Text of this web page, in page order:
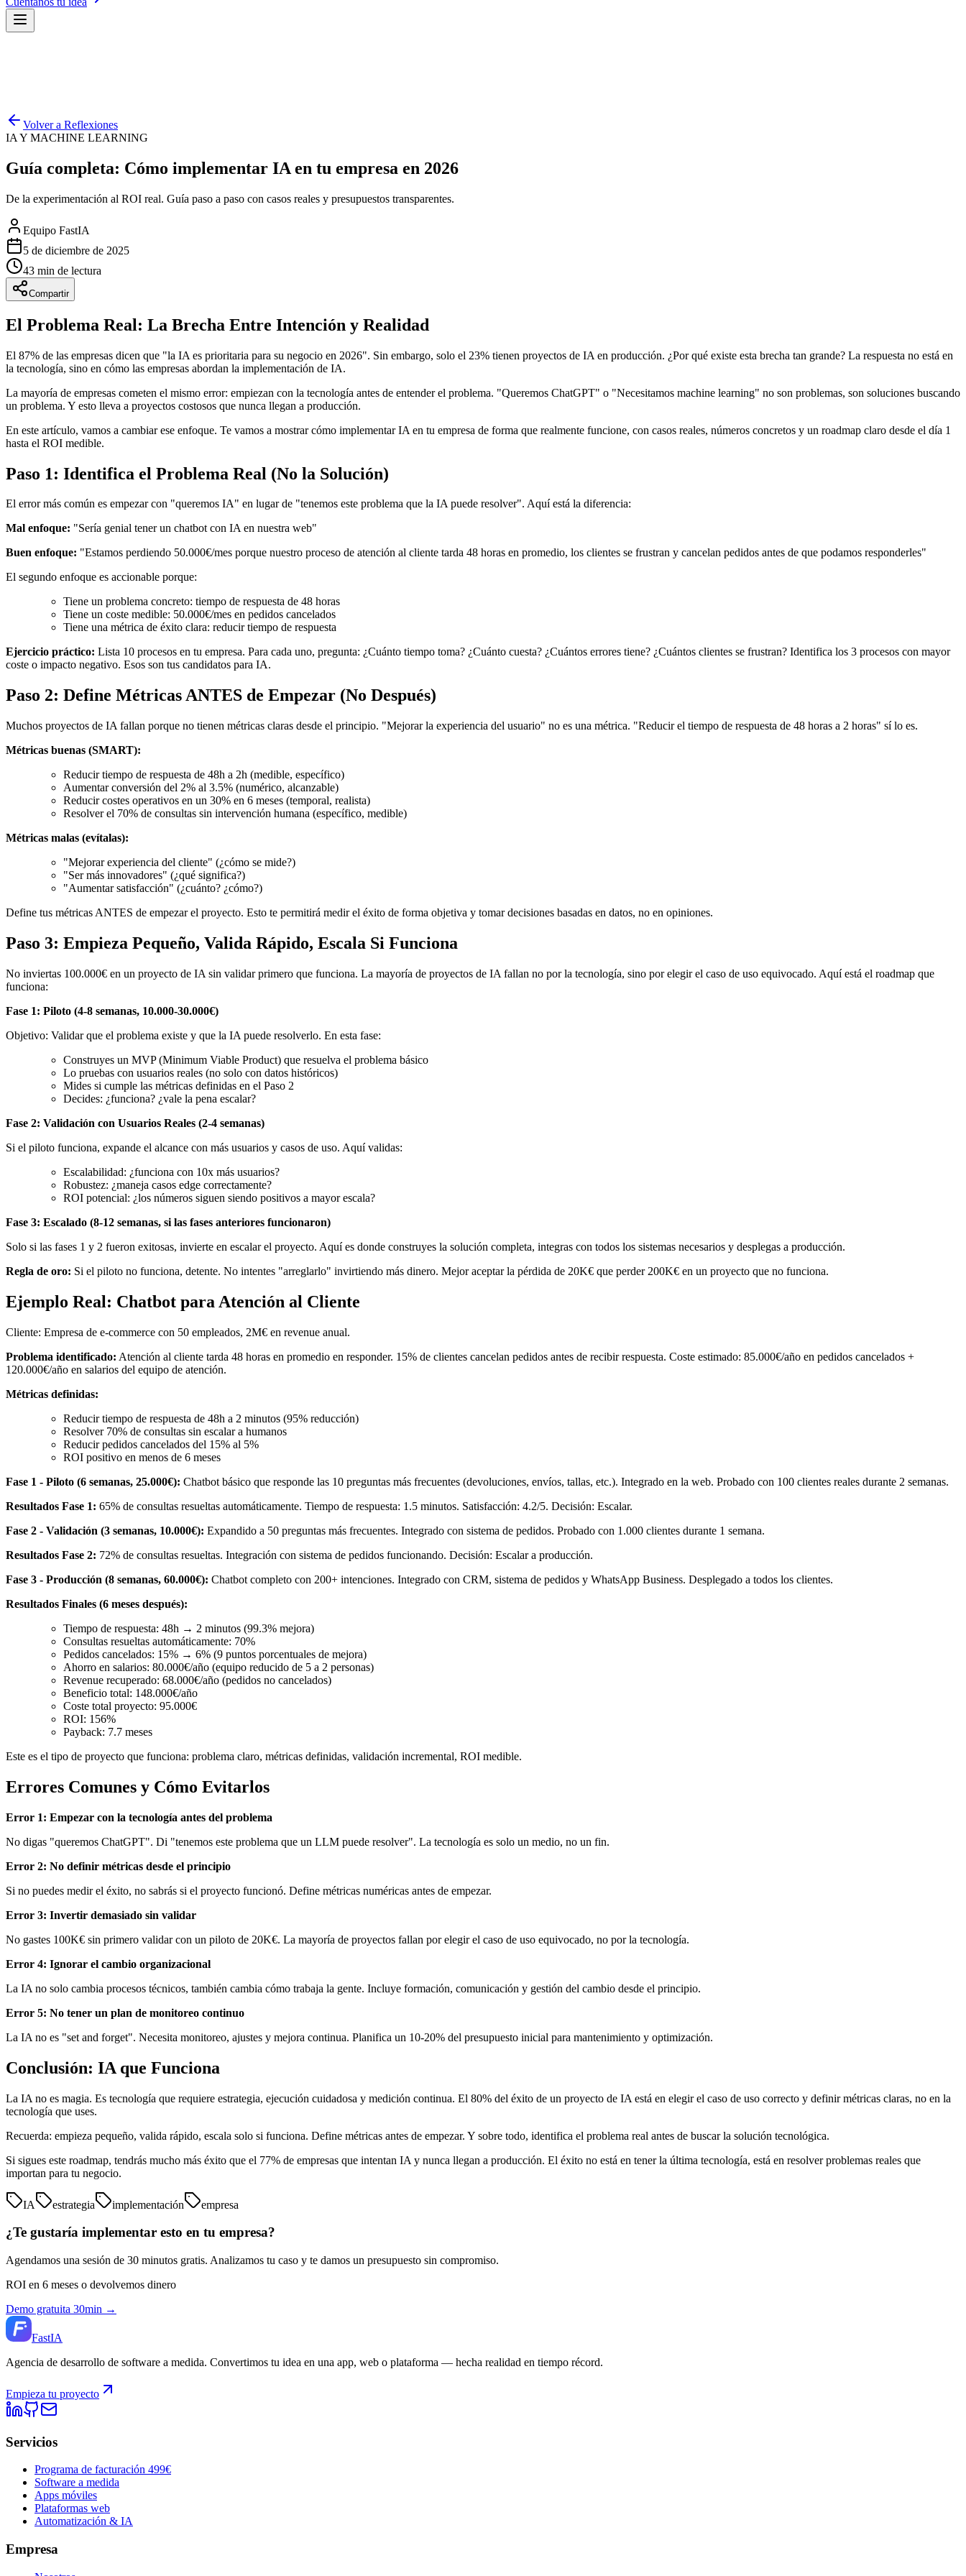
Volver a Reflexiones
IA Y MACHINE LEARNING
Guía completa: Cómo implementar IA en tu empresa en 2026
De la experimentación al ROI real. Guía paso a paso con casos reales y presupuestos transparentes.
Equipo FastIA
5 de diciembre de 2025
43 min de lectura
Compartir
El Problema Real: La Brecha Entre Intención y Realidad
El 87% de las empresas dicen que "la IA es prioritaria para su negocio en 2026". Sin embargo, solo el 23% tienen proyectos de IA en producción. ¿Por qué existe esta brecha tan grande? La respuesta no está en
la tecnología, sino en cómo las empresas abordan la implementación de IA.
La mayoría de empresas cometen el mismo error: empiezan con la tecnología antes de entender el problema. "Queremos ChatGPT" o "Necesitamos machine learning" no son problemas, son soluciones buscando
un problema. Y esto lleva a proyectos costosos que nunca llegan a producción.
En este artículo, vamos a cambiar ese enfoque. Te vamos a mostrar cómo implementar IA en tu empresa de forma que realmente funcione, con casos reales, números concretos y un roadmap claro desde el día 1
hasta el ROI medible.
Paso 1: Identifica el Problema Real (No la Solución)
El error más común es empezar con "queremos IA" en lugar de "tenemos este problema que la IA puede resolver". Aquí está la diferencia:
Mal enfoque: "Sería genial tener un chatbot con IA en nuestra web"
Buen enfoque: "Estamos perdiendo 50.000€/mes porque nuestro proceso de atención al cliente tarda 48 horas en promedio, los clientes se frustran y cancelan pedidos antes de que podamos responderles"
El segundo enfoque es accionable porque:
Tiene un problema concreto: tiempo de respuesta de 48 horas
Tiene un coste medible: 50.000€/mes en pedidos cancelados
Tiene una métrica de éxito clara: reducir tiempo de respuesta
Ejercicio práctico: Lista 10 procesos en tu empresa. Para cada uno, pregunta: ¿Cuánto tiempo toma? ¿Cuánto cuesta? ¿Cuántos errores tiene? ¿Cuántos clientes se frustran? Identifica los 3 procesos con mayor
coste o impacto negativo. Esos son tus candidatos para IA.
Paso 2: Define Métricas ANTES de Empezar (No Después)
Muchos proyectos de IA fallan porque no tienen métricas claras desde el principio. "Mejorar la experiencia del usuario" no es una métrica. "Reducir el tiempo de respuesta de 48 horas a 2 horas" sí lo es.
Métricas buenas (SMART):
Reducir tiempo de respuesta de 48h a 2h (medible, específico)
Aumentar conversión del 2% al 3.5% (numérico, alcanzable)
Reducir costes operativos en un 30% en 6 meses (temporal, realista)
Resolver el 70% de consultas sin intervención humana (específico, medible)
Métricas malas (evítalas):
"Mejorar experiencia del cliente" (¿cómo se mide?)
"Ser más innovadores" (¿qué significa?)
"Aumentar satisfacción" (¿cuánto? ¿cómo?)
Define tus métricas ANTES de empezar el proyecto. Esto te permitirá medir el éxito de forma objetiva y tomar decisiones basadas en datos, no en opiniones.
Paso 3: Empieza Pequeño, Valida Rápido, Escala Si Funciona
No inviertas 100.000€ en un proyecto de IA sin validar primero que funciona. La mayoría de proyectos de IA fallan no por la tecnología, sino por elegir el caso de uso equivocado. Aquí está el roadmap que
funciona:
Fase 1: Piloto (4-8 semanas, 10.000-30.000€)
Objetivo: Validar que el problema existe y que la IA puede resolverlo. En esta fase:
Construyes un MVP (Minimum Viable Product) que resuelva el problema básico
Lo pruebas con usuarios reales (no solo con datos históricos)
Mides si cumple las métricas definidas en el Paso 2
Decides: ¿funciona? ¿vale la pena escalar?
Fase 2: Validación con Usuarios Reales (2-4 semanas)
Si el piloto funciona, expande el alcance con más usuarios y casos de uso. Aquí validas:
Escalabilidad: ¿funciona con 10x más usuarios?
Robustez: ¿maneja casos edge correctamente?
ROI potencial: ¿los números siguen siendo positivos a mayor escala?
Fase 3: Escalado (8-12 semanas, si las fases anteriores funcionaron)
Solo si las fases 1 y 2 fueron exitosas, invierte en escalar el proyecto. Aquí es donde construyes la solución completa, integras con todos los sistemas necesarios y desplegas a producción.
Regla de oro: Si el piloto no funciona, detente. No intentes "arreglarlo" invirtiendo más dinero. Mejor aceptar la pérdida de 20K€ que perder 200K€ en un proyecto que no funciona.
Ejemplo Real: Chatbot para Atención al Cliente
Cliente: Empresa de e-commerce con 50 empleados, 2M€ en revenue anual.
Problema identificado: Atención al cliente tarda 48 horas en promedio en responder. 15% de clientes cancelan pedidos antes de recibir respuesta. Coste estimado: 85.000€/año en pedidos cancelados +
120.000€/año en salarios del equipo de atención.
Métricas definidas:
Reducir tiempo de respuesta de 48h a 2 minutos (95% reducción)
Resolver 70% de consultas sin escalar a humanos
Reducir pedidos cancelados del 15% al 5%
ROI positivo en menos de 6 meses
Fase 1 - Piloto (6 semanas, 25.000€): Chatbot básico que responde las 10 preguntas más frecuentes (devoluciones, envíos, tallas, etc.). Integrado en la web. Probado con 100 clientes reales durante 2 semanas.
Resultados Fase 1: 65% de consultas resueltas automáticamente. Tiempo de respuesta: 1.5 minutos. Satisfacción: 4.2/5. Decisión: Escalar.
Fase 2 - Validación (3 semanas, 10.000€): Expandido a 50 preguntas más frecuentes. Integrado con sistema de pedidos. Probado con 1.000 clientes durante 1 semana.
Resultados Fase 2: 72% de consultas resueltas. Integración con sistema de pedidos funcionando. Decisión: Escalar a producción.
Fase 3 - Producción (8 semanas, 60.000€): Chatbot completo con 200+ intenciones. Integrado con CRM, sistema de pedidos y WhatsApp Business. Desplegado a todos los clientes.
Resultados Finales (6 meses después):
Tiempo de respuesta: 48h → 2 minutos (99.3% mejora)
Consultas resueltas automáticamente: 70%
Pedidos cancelados: 15% → 6% (9 puntos porcentuales de mejora)
Ahorro en salarios: 80.000€/año (equipo reducido de 5 a 2 personas)
Revenue recuperado: 68.000€/año (pedidos no cancelados)
Beneficio total: 148.000€/año
Coste total proyecto: 95.000€
ROI: 156%
Payback: 7.7 meses
Este es el tipo de proyecto que funciona: problema claro, métricas definidas, validación incremental, ROI medible.
Errores Comunes y Cómo Evitarlos
Error 1: Empezar con la tecnología antes del problema
No digas "queremos ChatGPT". Di "tenemos este problema que un LLM puede resolver". La tecnología es solo un medio, no un fin.
Error 2: No definir métricas desde el principio
Si no puedes medir el éxito, no sabrás si el proyecto funcionó. Define métricas numéricas antes de empezar.
Error 3: Invertir demasiado sin validar
No gastes 100K€ sin primero validar con un piloto de 20K€. La mayoría de proyectos fallan por elegir el caso de uso equivocado, no por la tecnología.
Error 4: Ignorar el cambio organizacional
La IA no solo cambia procesos técnicos, también cambia cómo trabaja la gente. Incluye formación, comunicación y gestión del cambio desde el principio.
Error 5: No tener un plan de monitoreo continuo
La IA no es "set and forget". Necesita monitoreo, ajustes y mejora continua. Planifica un 10-20% del presupuesto inicial para mantenimiento y optimización.
Conclusión: IA que Funciona
La IA no es magia. Es tecnología que requiere estrategia, ejecución cuidadosa y medición continua. El 80% del éxito de un proyecto de IA está en elegir el caso de uso correcto y definir métricas claras, no en la
tecnología que uses.
Recuerda: empieza pequeño, valida rápido, escala solo si funciona. Define métricas antes de empezar. Y sobre todo, identifica el problema real antes de buscar la solución tecnológica.
Si sigues este roadmap, tendrás mucho más éxito que el 77% de empresas que intentan IA y nunca llegan a producción. El éxito no está en tener la última tecnología, está en resolver problemas reales que
importan para tu negocio.
IA estrategia implementación empresa
¿Te gustaría implementar esto en tu empresa?
Agendamos una sesión de 30 minutos gratis. Analizamos tu caso y te damos un presupuesto sin compromiso.
ROI en 6 meses o devolvemos dinero
Demo gratuita 30min →
FastIA
Agencia de desarrollo de software a medida. Convertimos tu idea en una app, web o plataforma — hecha realidad en tiempo récord.
Empieza tu proyecto
Servicios
Programa de facturación 499€
Software a medida
Apps móviles
Plataformas web
Automatización & IA
Empresa